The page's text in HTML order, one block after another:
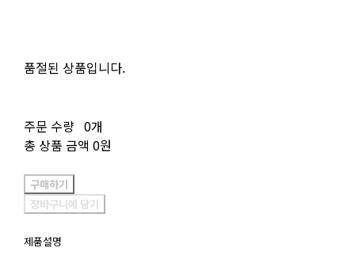
품절된 상품입니다.
주문 수량 0개
총 상품 금액 0원
구매하기
장바구니에 담기
제품설명